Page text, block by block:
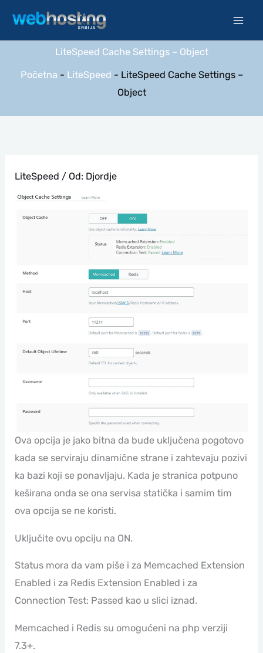
sadržaj
LiteSpeed Cache Settings – Object
Početna - LiteSpeed - LiteSpeed Cache Settings –
Object
LiteSpeed / Od: Djordje
Ova opcija je jako bitna da bude uključena pogotovo
kada se serviraju dinamične strane i zahtevaju pozivi
ka bazi koji se ponavljaju. Kada je stranica potpuno
keširana onda se ona servisa statička i samim tim
ova opcija se ne koristi.
Uključite ovu opciju na ON.
Status mora da vam piše i za Memcached Extension
Enabled i za Redis Extension Enabled i za
Connection Test: Passed kao u slici iznad.
Memcached i Redis su omogućeni na php verziji
7.3+.